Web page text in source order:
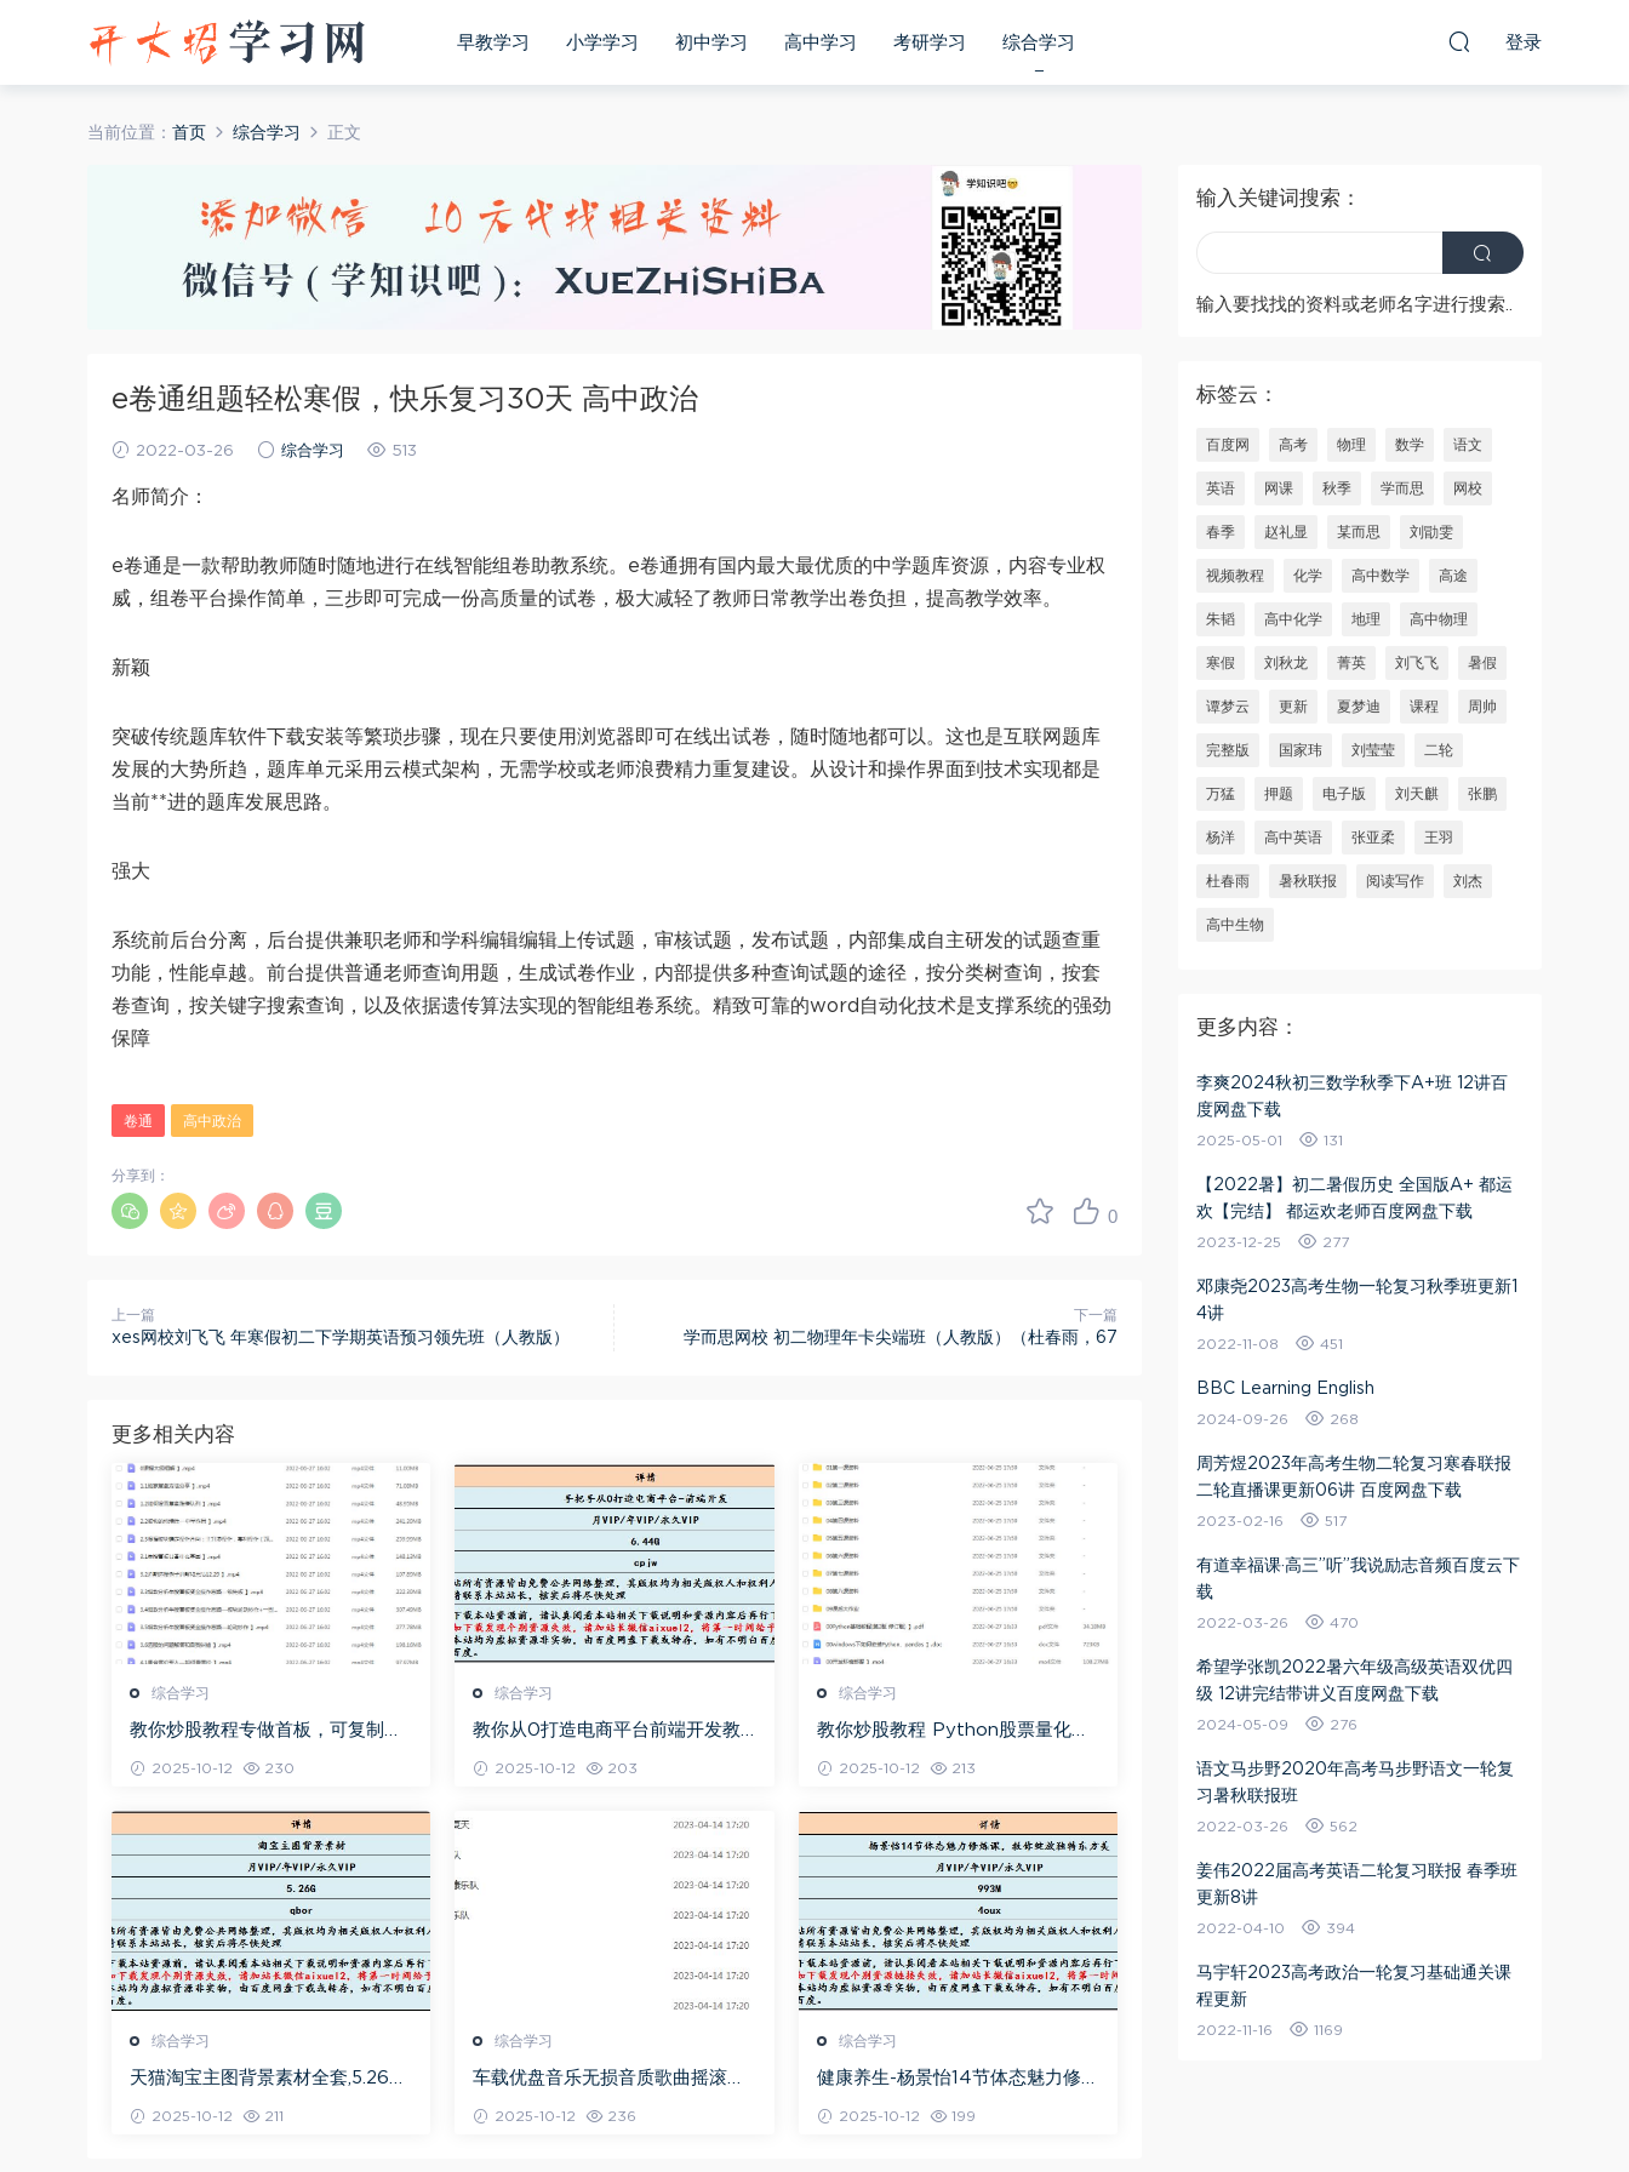
早教学习 小学学习 初中学习 高中学习 考研学习 综合学习 登录
当前位置： 首页 综合学习 正文
e卷通组题轻松寒假，快乐复习30天 高中政治
2022-03-26 综合学习 513
名师简介：
e卷通是一款帮助教师随时随地进行在线智能组卷助教系统。e卷通拥有国内最大最优质的中学题库资源，内容专业权
威，组卷平台操作简单，三步即可完成一份高质量的试卷，极大减轻了教师日常教学出卷负担，提高教学效率。
新颖
突破传统题库软件下载安装等繁琐步骤，现在只要使用浏览器即可在线出试卷，随时随地都可以。这也是互联网题库
发展的大势所趋，题库单元采用云模式架构，无需学校或老师浪费精力重复建设。从设计和操作界面到技术实现都是
当前**进的题库发展思路。
强大
系统前后台分离，后台提供兼职老师和学科编辑编辑上传试题，审核试题，发布试题，内部集成自主研发的试题查重
功能，性能卓越。前台提供普通老师查询用题，生成试卷作业，内部提供多种查询试题的途径，按分类树查询，按套
卷查询，按关键字搜索查询，以及依据遗传算法实现的智能组卷系统。精致可靠的word自动化技术是支撑系统的强劲
保障
卷通 高中政治
0
分享到：
上一篇
xes网校刘飞飞 年寒假初二下学期英语预习领先班（人教版）
下一篇
学而思网校 初二物理年卡尖端班（人教版）（杜春雨，67
更多相关内容
综合学习
教你炒股教程专做首板，可复制的
2025-10-12 230
综合学习
教你从0打造电商平台前端开发教
2025-10-12 203
综合学习
教你炒股教程 Python股票量化投
2025-10-12 213
综合学习
天猫淘宝主图背景素材全套,5.26G
2025-10-12 211
综合学习
车载优盘音乐无损音质歌曲摇滚歌
2025-10-12 236
综合学习
健康养生-杨景怡14节体态魅力修炼
打包下载
2025-10-12 199
输入关键词搜索：
输入要找找的资料或老师名字进行搜索..
标签云：
百度网 高考 物理 数学 语文
英语 网课 秋季 学而思 网校
春季 赵礼显 某而思 刘勖雯
视频教程 化学 高中数学 高途
朱韬 高中化学 地理 高中物理
寒假 刘秋龙 菁英 刘飞飞 暑假
谭梦云 更新 夏梦迪 课程 周帅
完整版 国家玮 刘莹莹 二轮
万猛 押题 电子版 刘天麒 张鹏
杨洋 高中英语 张亚柔 王羽
杜春雨 暑秋联报 阅读写作 刘杰
高中生物
更多内容：
李爽2024秋初三数学秋季下A+班 12讲百
度网盘下载
2025-05-01 131
【2022暑】初二暑假历史 全国版A+ 都运
欢【完结】 都运欢老师百度网盘下载
2023-12-25 277
邓康尧2023高考生物一轮复习秋季班更新1
4讲
2022-11-08 451
BBC Learning English
2024-09-26 268
周芳煜2023年高考生物二轮复习寒春联报
二轮直播课更新06讲 百度网盘下载
2023-02-16 517
有道幸福课·高三”听”我说励志音频百度云下
载
2022-03-26 470
希望学张凯2022暑六年级高级英语双优四
级 12讲完结带讲义百度网盘下载
2024-05-09 276
语文马步野2020年高考马步野语文一轮复
习暑秋联报班
2022-03-26 562
姜伟2022届高考英语二轮复习联报 春季班
更新8讲
2022-04-10 394
马宇轩2023高考政治一轮复习基础通关课
程更新
2022-11-16 1169